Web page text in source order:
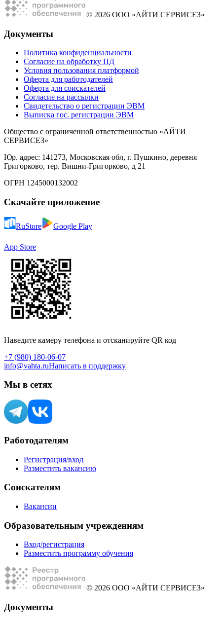
© 2026 ООО «АЙТИ СЕРВИСЕЗ»
Документы
Политика конфиденциальности
Согласие на обработку ПД
Условия пользования платформой
Оферта для работодателей
Оферта для соискателей
Согласие на рассылки
Свидетельство о регистрации ЭВМ
Выписка гос. регистрации ЭВМ
Общество с ограниченной ответственностью «АЙТИ
СЕРВИСЕЗ»
Юр. адрес: 141273, Московская обл, г. Пушкино, деревня
Григорково, тер. Вишни-Григорково, д 21
ОГРН 1245000132002
Скачайте приложение
RuStore Google Play
App Store
Наведите камеру телефона и отсканируйте QR код
+7 (980) 180-06-07
info@vahta.ruНаписать в поддержку
Мы в сетях
Работодателям
Регистрация/вход
Разместить вакансию
Соискателям
Вакансии
Образовательным учреждениям
Вход/регистрация
Разместить программу обучения
© 2026 ООО «АЙТИ СЕРВИСЕЗ»
Документы